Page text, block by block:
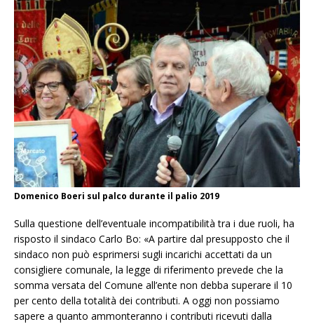
Domenico Boeri sul palco durante il palio 2019
Sulla questione dell’eventuale incompatibilità tra i due ruoli, ha
risposto il sindaco Carlo Bo: «A partire dal presupposto che il
sindaco non può esprimersi sugli incarichi accettati da un
consigliere comunale, la legge di riferimento prevede che la
somma versata del Comune all’ente non debba superare il 10
per cento della totalità dei contributi. A oggi non possiamo
sapere a quanto ammonteranno i contributi ricevuti dalla